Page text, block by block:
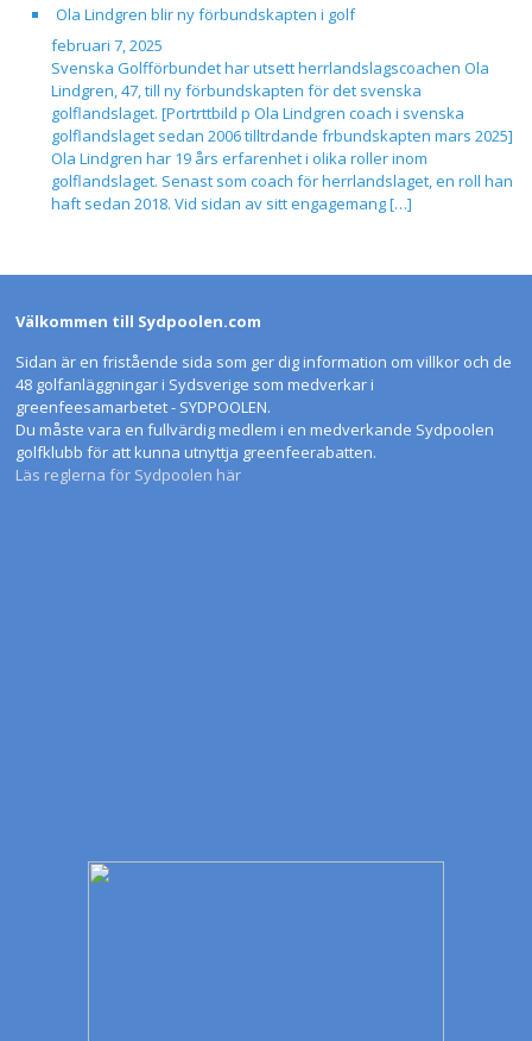
Ola Lindgren blir ny förbundskapten i golf
februari 7, 2025
Svenska Golfförbundet har utsett herrlandslagscoachen Ola
Lindgren, 47, till ny förbundskapten för det svenska
golflandslaget. [Portrttbild p Ola Lindgren coach i svenska
golflandslaget sedan 2006 tilltrdande frbundskapten mars 2025]
Ola Lindgren har 19 års erfarenhet i olika roller inom
golflandslaget. Senast som coach för herrlandslaget, en roll han
haft sedan 2018. Vid sidan av sitt engagemang […]
Välkommen till Sydpoolen.com
Sidan är en fristående sida som ger dig information om villkor och de
48 golfanläggningar i Sydsverige som medverkar i
greenfeesamarbetet - SYDPOOLEN.
Du måste vara en fullvärdig medlem i en medverkande Sydpoolen
golfklubb för att kunna utnyttja greenfeerabatten.
Läs reglerna för Sydpoolen här